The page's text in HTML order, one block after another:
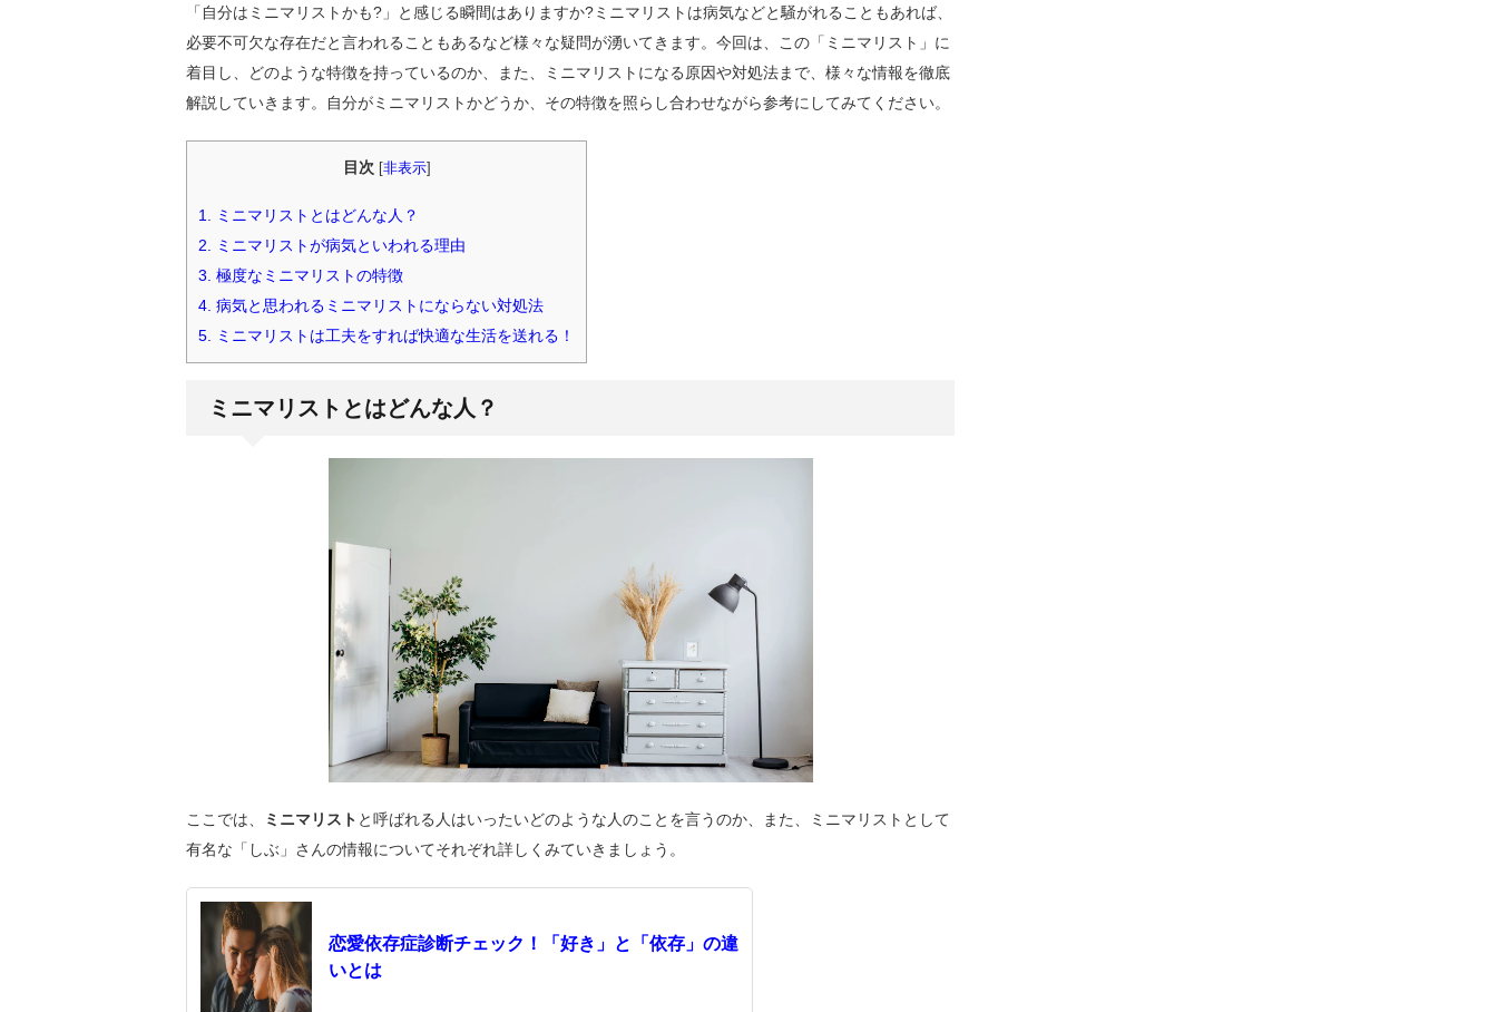
「自分はミニマリストかも?」と感じる瞬間はありますか?ミニマリストは病気などと騒がれることもあれば、
必要不可欠な存在だと言われることもあるなど様々な疑問が湧いてきます。今回は、この「ミニマリスト」に
着目し、どのような特徴を持っているのか、また、ミニマリストになる原因や対処法まで、様々な情報を徹底
解説していきます。自分がミニマリストかどうか、その特徴を照らし合わせながら参考にしてみてください。
目次 非表示]
1. ミニマリストとはどんな人？
2. ミニマリストが病気といわれる理由
3. 極度なミニマリストの特徴
4. 病気と思われるミニマリストにならない対処法
5. ミニマリストは工夫をすれば快適な生活を送れる！
ミニマリストとはどんな人？
ここでは、 ミニマリスト と呼ばれる人はいったいどのような人のことを言うのか、また、ミニマリストとして
有名な「しぶ」さんの情報についてそれぞれ詳しくみていきましょう。
恋愛依存症診断チェック！「好き」と「依存」の違
いとは